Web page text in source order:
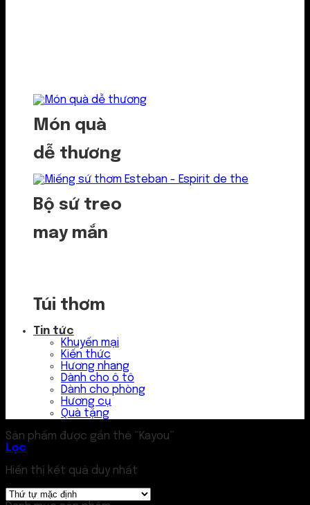
Món quà
dễ thương
Bộ sứ treo
may mắn
Túi thơm
Tin tức
Khuyến mại
Kiến thức
Hương nhang
Dành cho ô tô
Dành cho phòng
Hương cụ
Quà tặng
Sản phẩm được gắn thẻ “Kayou”
Lọc
Hiển thị kết quả duy nhất